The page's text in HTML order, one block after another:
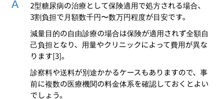
2型糖尿病の治療として保険適用で処方される場合、
3割負担で月額数千円〜数万円程度が目安です。
減量目的の自由診療の場合は保険が適用されず全額自
己負担となり、用量やクリニックによって費用が異な
ります[3]。
診察料や送料が別途かかるケースもありますので、事
前に複数の医療機関の料金体系を確認しておくとよい
でしょう。